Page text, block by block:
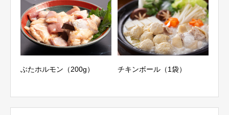
ぶたホルモン（200g） チキンボール（1袋）